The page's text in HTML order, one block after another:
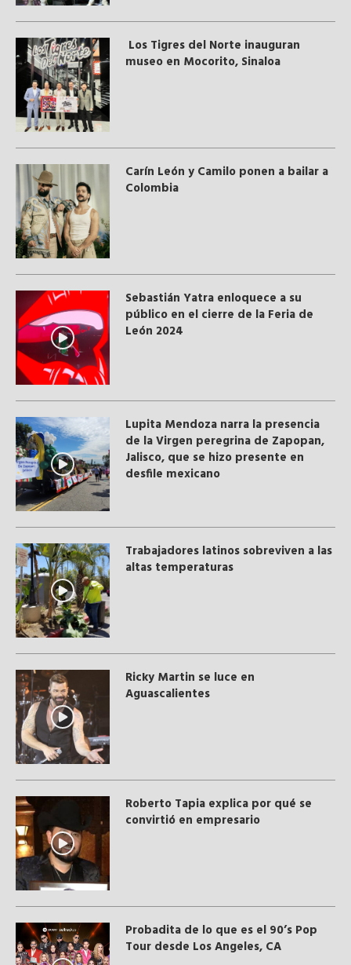
Los Tigres del Norte inauguran
museo en Mocorito, Sinaloa
Carín León y Camilo ponen a bailar a
Colombia
Sebastián Yatra enloquece a su
público en el cierre de la Feria de
León 2024
Lupita Mendoza narra la presencia
de la Virgen peregrina de Zapopan,
Jalisco, que se hizo presente en
desfile mexicano
Trabajadores latinos sobreviven a las
altas temperaturas
Ricky Martin se luce en
Aguascalientes
Roberto Tapia explica por qué se
convirtió en empresario
Probadita de lo que es el 90’s Pop
Tour desde Los Angeles, CA